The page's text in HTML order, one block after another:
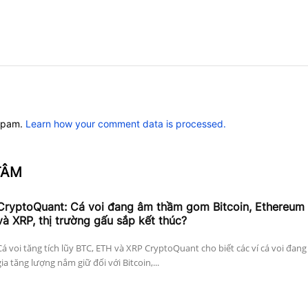
Learn how your comment data is processed.
Cá voi đang âm thầm gom Bitcoin, Ethereum
XRP, thị trường gấu sắp kết thúc?
voi tăng tích lũy BTC, ETH và XRP CryptoQuant cho biết các ví cá voi đang
tăng lượng nắm giữ đối với Bitcoin,...